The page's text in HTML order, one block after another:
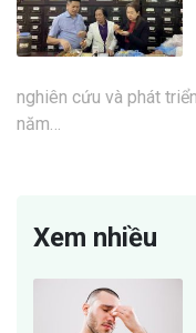
nghiên cứu và phát
năm…
Xem nhiều